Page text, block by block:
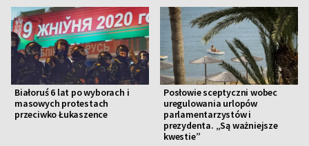
Białoruś 6 lat po wyborach i
masowych protestach
przeciwko Łukaszence
Posłowie sceptyczni wobec
uregulowania urlopów
parlamentarzystów i
prezydenta. „Są ważniejsze
kwestie”